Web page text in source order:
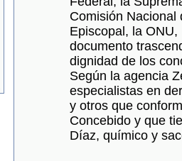
Comisión Nacional
Episcopal, la
documento
dignidad de los
Según la agencia
especialistas en
y otros que
Concebido y que
Díaz, químico y